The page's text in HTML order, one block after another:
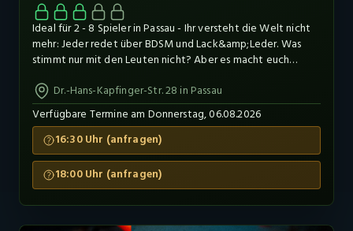
Ideal für 2 - 8 Spieler in Passau - Ihr versteht die Welt nicht
mehr: Jeder redet über BDSM und Lack&amp;Leder. Was
stimmt nur mit den Leuten nicht? Aber es macht euch
dran? Warum interessieren sich so viele Menschen dafür? Ein
Herr mittleren Alters, er nennt sich nur Christian, wurde euch
„empfohlen“. Ihr wisst bereits, dass er etwas seltsame
Vorlieben hat. Nach einem kurzen Gespräch mit Christian
lädt er euch in sein vornehmes Spielzimmer ein. Euch ist
nicht wohl bei der Sache, aber die Neugier überwiegt. Zur
Sicherheit nehmt ihr ein paar Begleiter mit. Im Zimmer
angekommen stellt ihr fest, dass einige der Gegenstände
Dr.-Hans-Kapfinger-Str. 28 in Passau
Verfügbare Termine am Donnerstag, 06.08.2026
16:30 Uhr (anfragen)
18:00 Uhr (anfragen)